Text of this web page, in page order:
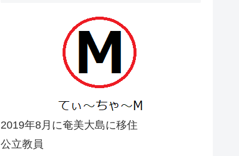
2019年8月に奄美大島に移住
公立教員